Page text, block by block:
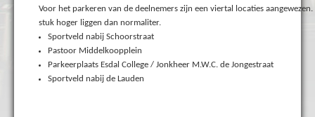
Voor het parkeren van de deelnemers zijn een viertal locaties
stuk hoger liggen dan normaliter.
Sportveld nabij Schoorstraat
Pastoor Middelkoopplein
Parkeerplaats Esdal College / Jonkheer M.W.C. de Jongestraat
Sportveld nabij de Lauden